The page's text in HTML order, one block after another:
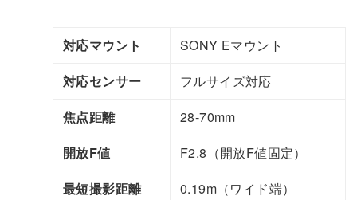
対応マウント
SONY Eマウント
対応センサー
フルサイズ対応
焦点距離
28-70mm
開放F値
F2.8（開放F値固定）
最短撮影距離
0.19m（ワイド端）